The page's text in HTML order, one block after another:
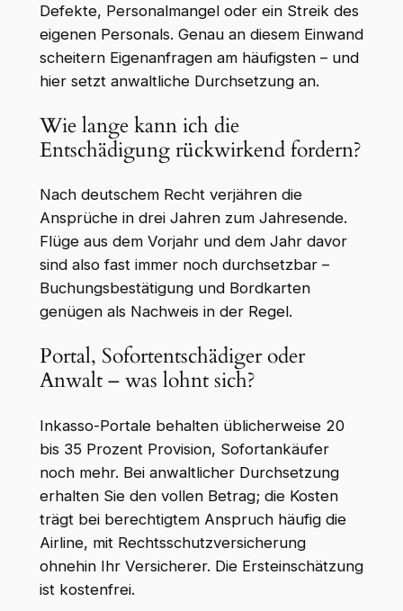
Defekte, Personalmangel oder ein Streik des
eigenen Personals. Genau an diesem Einwand
scheitern Eigenanfragen am häufigsten – und
hier setzt anwaltliche Durchsetzung an.
Wie lange kann ich die
Entschädigung rückwirkend fordern?
Nach deutschem Recht verjähren die
Ansprüche in drei Jahren zum Jahresende.
Flüge aus dem Vorjahr und dem Jahr davor
sind also fast immer noch durchsetzbar –
Buchungsbestätigung und Bordkarten
genügen als Nachweis in der Regel.
Portal, Sofortentschädiger oder
Anwalt – was lohnt sich?
Inkasso-Portale behalten üblicherweise 20
bis 35 Prozent Provision, Sofortankäufer
noch mehr. Bei anwaltlicher Durchsetzung
erhalten Sie den vollen Betrag; die Kosten
trägt bei berechtigtem Anspruch häufig die
Airline, mit Rechtsschutzversicherung
ohnehin Ihr Versicherer. Die Ersteinschätzung
ist kostenfrei.